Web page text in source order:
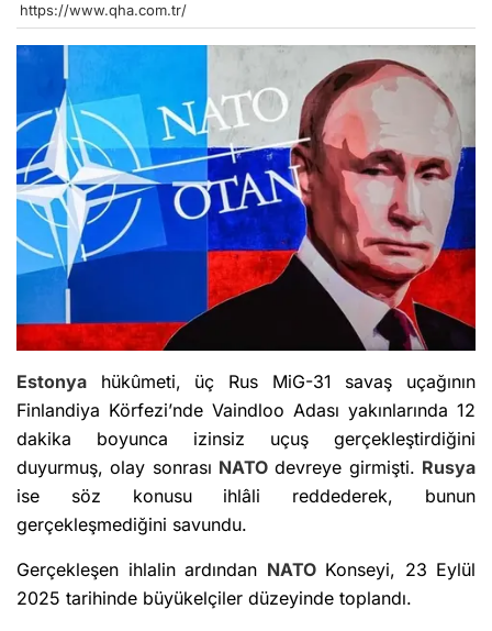
https://www.qha.com.tr/
Estonya hükûmeti, üç Rus MiG-31 savaş uçağının
Finlandiya Körfezi’nde Vaindloo Adası yakınlarında 12
dakika boyunca izinsiz uçuş gerçekleştirdiğini
duyurmuş, olay sonrası NATO devreye girmişti. Rusya
ise söz konusu ihlâli reddederek, bunun
gerçekleşmediğini savundu.
Gerçekleşen ihlalin ardından NATOKonseyi, 23 Eylül
2025 tarihinde büyükelçiler düzeyinde toplandı.